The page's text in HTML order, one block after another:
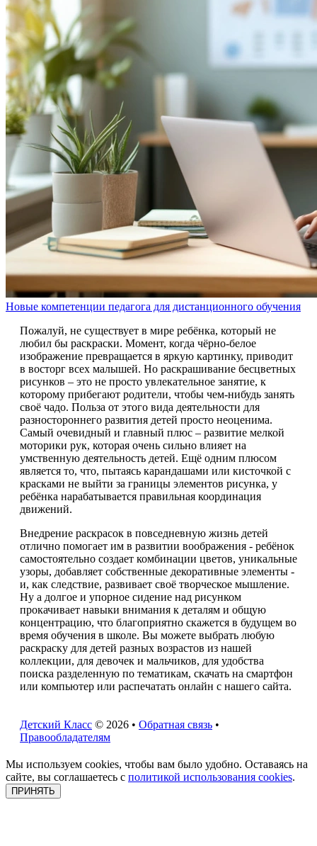
Новые компетенции педагога для дистанционного обучения
Пожалуй, не существует в мире ребёнка, который не
любил бы раскраски. Момент, когда чёрно-белое
изображение превращается в яркую картинку, приводит
в восторг всех малышей. Но раскрашивание бесцветных
рисунков – это не просто увлекательное занятие, к
которому прибегают родители, чтобы чем-нибудь занять
своё чадо. Польза от этого вида деятельности для
разностороннего развития детей просто неоценима.
Самый очевидный и главный плюс – развитие мелкой
моторики рук, которая очень сильно влияет на
умственную деятельность детей. Ещё одним плюсом
является то, что, пытаясь карандашами или кисточкой с
красками не выйти за границы элементов рисунка, у
ребёнка нарабатывается правильная координация
движений.
Внедрение раскрасок в повседневную жизнь детей
отлично помогает им в развитии воображения - ребёнок
самостоятельно создает комбинации цветов, уникальные
узоры, добавляет собственные декоративные элементы -
и, как следствие, развивает своё творческое мышление.
Ну а долгое и упорное сидение над рисунком
прокачивает навыки внимания к деталям и общую
концентрацию, что благоприятно скажется в будущем во
время обучения в школе. Вы можете выбрать любую
раскраску для детей разных возрастов из нашей
коллекции, для девочек и мальчиков, для удобства
поиска разделенную по тематикам, скачать на смартфон
или компьютер или распечатать онлайн с нашего сайта.
Детский Класс © 2026 • Обратная связь •
Правообладателям
Мы используем cookies, чтобы вам было удобно. Оставаясь на
сайте, вы соглашаетесь с политикой использования cookies.
ПРИНЯТЬ